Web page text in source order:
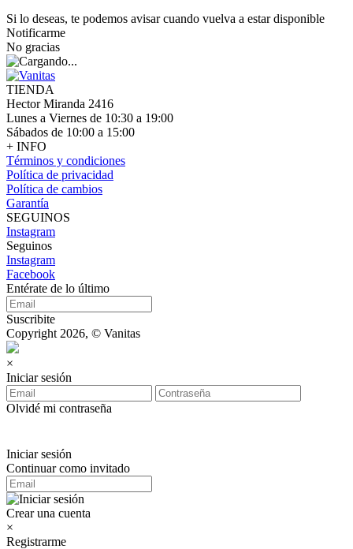
Si lo deseas, te podemos avisar cuando vuelva a estar disponible
Notificarme
No gracias
TIENDA
Hector Miranda 2416
Lunes a Viernes de 10:30 a 19:00
Sábados de 10:00 a 15:00
+ INFO
Términos y condiciones
Política de privacidad
Política de cambios
Garantía
SEGUINOS
Instagram
Seguinos
Instagram
Facebook
Entérate de lo último
Suscribite
Copyright 2026, © Vanitas
×
Iniciar sesión
Olvidé mi contraseña
Iniciar sesión
Continuar como invitado
Crear una cuenta
×
Registrarme